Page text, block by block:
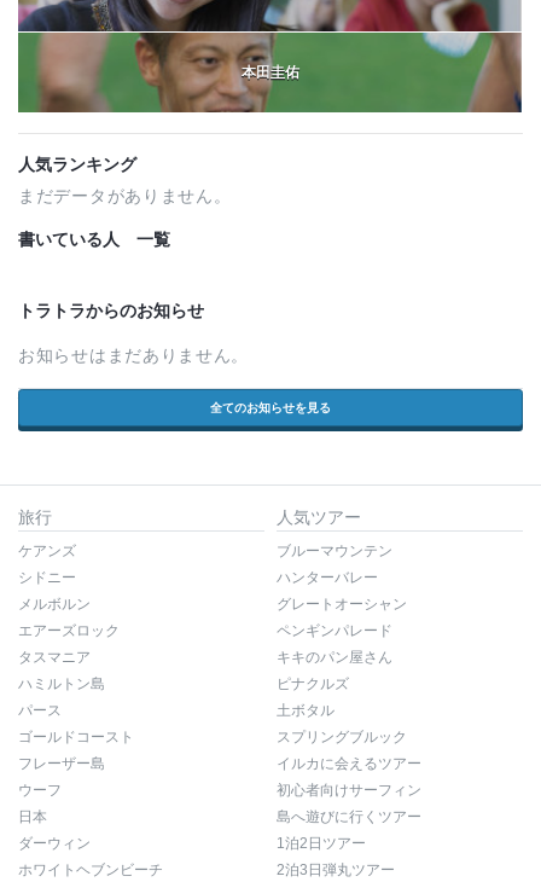
本田圭佑
人気ランキング
まだデータがありません。
書いている人 一覧
トラトラからのお知らせ
お知らせはまだありません。
全てのお知らせを見る
旅行
ケアンズ
シドニー
メルボルン
エアーズロック
タスマニア
ハミルトン島
パース
ゴールドコースト
フレーザー島
ウーフ
日本
ダーウィン
ホワイトヘブンビーチ
人気ツアー
ブルーマウンテン
ハンターバレー
グレートオーシャン
ペンギンパレード
キキのパン屋さん
ピナクルズ
土ボタル
スプリングブルック
イルカに会えるツアー
初心者向けサーフィン
島へ遊びに行くツアー
1泊2日ツアー
2泊3日弾丸ツアー